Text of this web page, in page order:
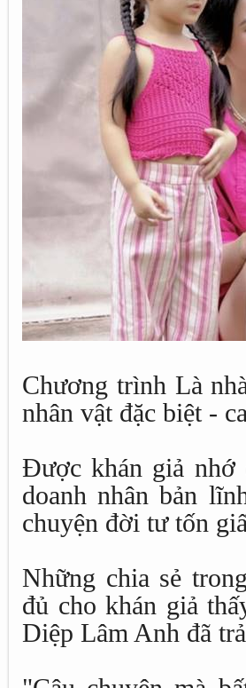
Chương trình Là
nhân vật đặc biệt -
Được khán giả nhớ
doanh nhân bản
chuyện đời tư tốn
Những chia sẻ
đủ cho khán giả
Diệp Lâm Anh đã